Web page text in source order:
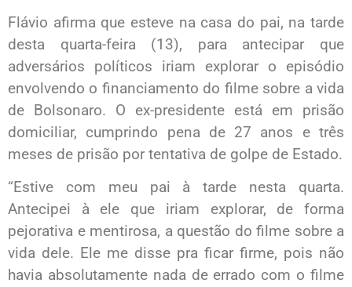
Flávio afirma que esteve na casa do pai, na tarde
desta quarta-feira (13), para antecipar que
adversários políticos iriam explorar o episódio
envolvendo o financiamento do filme sobre a vida
de Bolsonaro. O ex-presidente está em prisão
domiciliar, cumprindo pena de 27 anos e três
meses de prisão por tentativa de golpe de Estado.
“Estive com meu pai à tarde nesta quarta.
Antecipei à ele que iriam explorar, de forma
pejorativa e mentirosa, a questão do filme sobre a
vida dele. Ele me disse pra ficar firme, pois não
havia absolutamente nada de errado com o filme